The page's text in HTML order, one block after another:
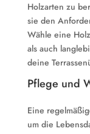
Holzarten zu
sie den
Wähle eine
als auch
deine
Pflege und
Eine
um die